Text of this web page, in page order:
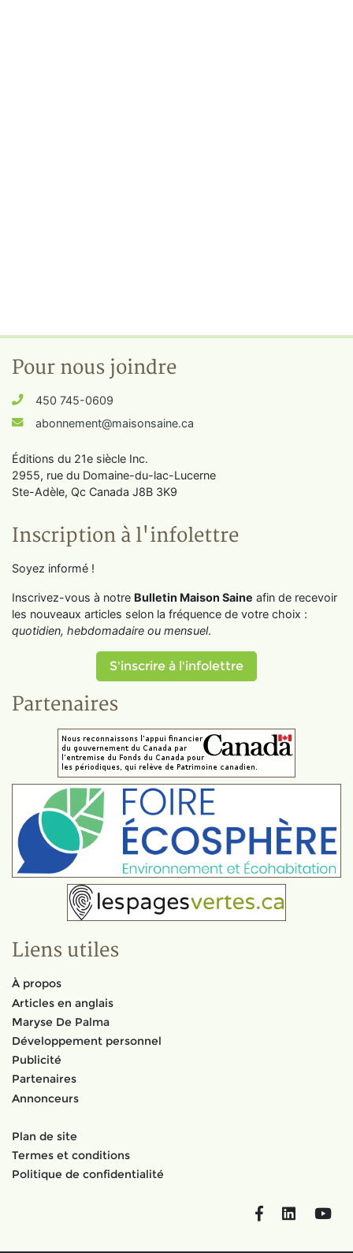
Pour nous joindre
450 745-0609
abonnement@maisonsaine.ca
Éditions du 21e siècle Inc.
2955, rue du Domaine-du-lac-Lucerne
Ste-Adèle, Qc Canada J8B 3K9
Inscription à l'infolettre
Soyez informé !
Inscrivez-vous à notre Bulletin Maison Saine afin de recevoir
les nouveaux articles selon la fréquence de votre choix :
quotidien, hebdomadaire ou mensuel.
S'inscrire à l'infolettre
Partenaires
Liens utiles
À propos
Articles en anglais
Maryse De Palma
Développement personnel
Publicité
Partenaires
Annonceurs
Plan de site
Termes et conditions
Politique de confidentialité
FacebookLinkedIn